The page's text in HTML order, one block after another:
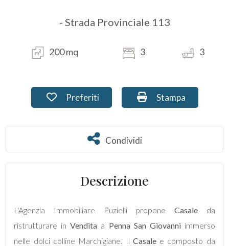
- Strada Provinciale 113
200 mq 3 3
Preferiti: Cod. PU-142
Preferiti Stampa: Cod. PU-
Stampa
Condividi
Condividi
Descrizione
L'Agenzia Immobiliare Puzielli proponeCasale da
ristrutturare inVendita a Penna San Giovanniimmerso
nelle dolci colline Marchigiane. Il Casalee composto da
Commerciali
Terreni
Totale